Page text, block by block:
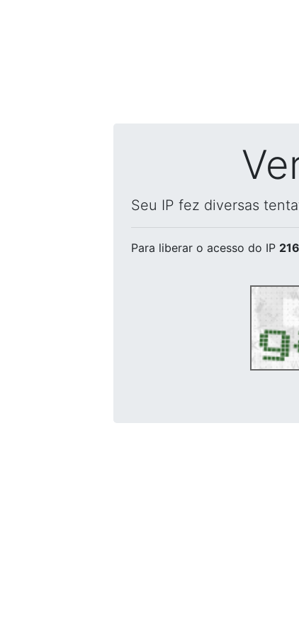
Seu IP fez diversas
Para liberar o acesso do IP